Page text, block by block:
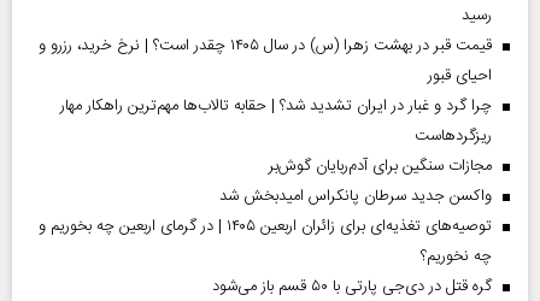
رسید
قیمت قبر در بهشت زهرا (س) در سال ۱۴۰۵ چقدر است؟ | نرخ خرید، رزرو و
احیای قبور
چرا گرد و غبار در ایران تشدید شد؟ | حقابه تالاب‌ها مهم‌ترین راهکار مهار
ریزگردهاست
مجازات سنگین برای آدم‌ربایان گوش‌بر
واکسن جدید سرطان پانکراس امیدبخش شد
توصیه‌های تغذیه‌ای برای زائران اربعین ۱۴۰۵ | در گرمای اربعین چه بخوریم و
چه نخوریم؟
گره قتل در دی‌جی پارتی با ۵۰ قسم باز می‌شود